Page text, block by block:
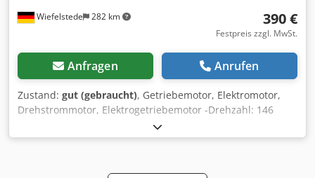
Wiefelstede 282 km 390 €
Festpreis zzgl. MwSt.
Anfragen Anrufen
Zustand: gut (gebraucht), Getriebemotor, Elektromotor,
Drehstrommotor, Elektrogetriebemotor -Drehzahl: 146
U/min Crjdjciw Sxepfx Ab Nsf -Leistung: 3,0 kW -Bauform:
B3 -Durchmesser Welle: Ø 45 mm -Schutzart: IP 33 -